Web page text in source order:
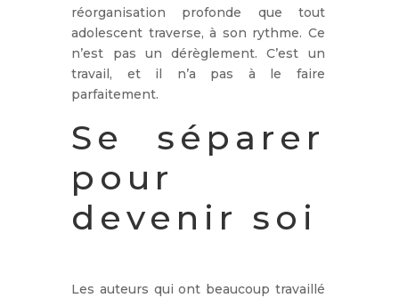
réorganisation profonde que tout
adolescent traverse, à son rythme. Ce
n’est pas un dérèglement. C’est un
travail, et il n’a pas à le faire
parfaitement.
Se séparer
pour
devenir soi
Les auteurs qui ont beaucoup travaillé